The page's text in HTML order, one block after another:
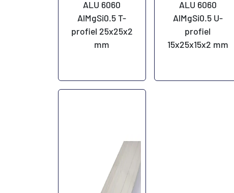
ALU 6060
AlMgSi0.5 T-
profiel 25x25x2
mm
ALU 6060
AlMgSi0.5 U-
profiel
15x25x15x2 mm